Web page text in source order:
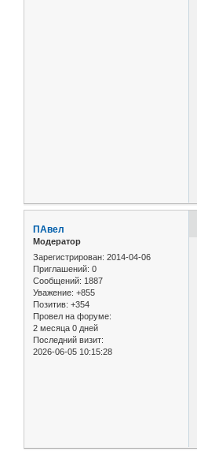
ПАвел
Модератор
Зарегистрирован: 2014-04-06
Приглашений: 0
Сообщений: 1887
Уважение: +855
Позитив: +354
Провел на форуме:
2 месяца 0 дней
Последний визит:
2026-06-05 10:15:28